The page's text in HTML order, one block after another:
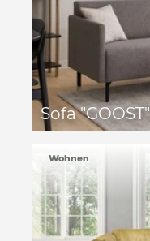
Sofa "GOOST"
Wohnen